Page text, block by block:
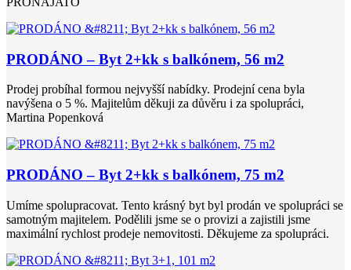
PRODÁNO – Byt 2+kk s balkónem, 56 m2
Prodej probíhal formou nejvyšší nabídky. Prodejní cena byla
navýšena o 5 %. Majitelům děkuji za důvěru i za spolupráci,
Martina Popenková
PRODÁNO – Byt 2+kk s balkónem, 75 m2
Umíme spolupracovat. Tento krásný byt byl prodán ve spolupráci se
samotným majitelem. Podělili jsme se o provizi a zajistili jsme
maximální rychlost prodeje nemovitosti. Děkujeme za spolupráci.